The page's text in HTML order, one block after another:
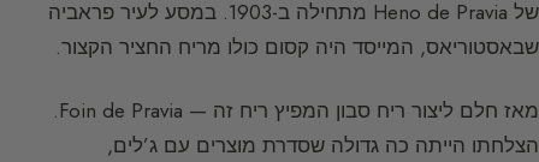
של Heno de Pravia מתחילה ב-1903. במסע לעיר פראביה
שבאסטוריאס, המייסד היה קסום כולו מריח החציר הקצור.
מאז חלם ליצור ריח סבון המפיץ ריח זה — Foin de Pravia.
הצלחתו הייתה כה גדולה שסדרת מוצרים עם ג’לים,